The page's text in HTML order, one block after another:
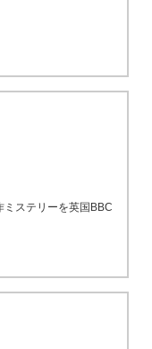
ステリーを英国BBC